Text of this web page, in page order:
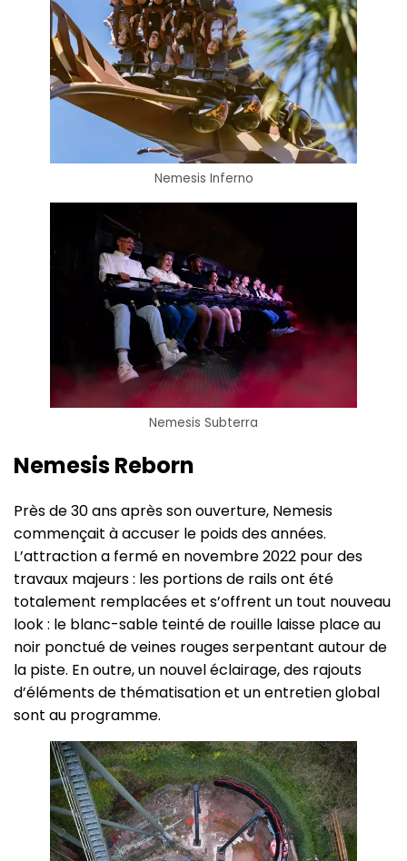
Nemesis Inferno
Nemesis Subterra
Nemesis Reborn
Près de 30 ans après son ouverture, Nemesis
commençait à accuser le poids des années.
L’attraction a fermé en novembre 2022 pour des
travaux majeurs : les portions de rails ont été
totalement remplacées et s’offrent un tout nouveau
look : le blanc-sable teinté de rouille laisse place au
noir ponctué de veines rouges serpentant autour de
la piste. En outre, un nouvel éclairage, des rajouts
d’éléments de thématisation et un entretien global
sont au programme.